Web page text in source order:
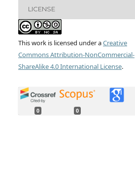
LICENSE
This work is licensed under aCreative
Commons Attribution-NonCommercial-
ShareAlike 4.0 International License.
0 0